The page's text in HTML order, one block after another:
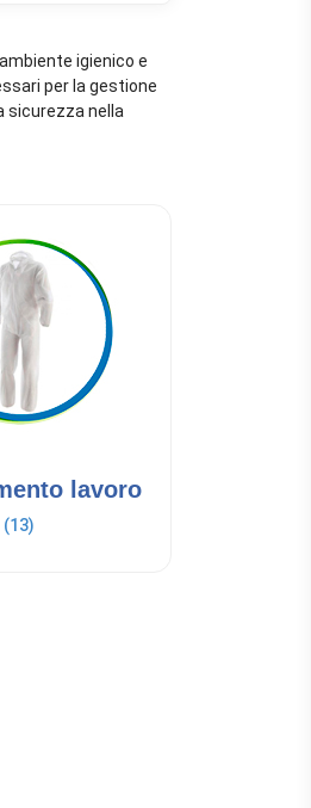
igienico e
per la gestione
sicurezza nella
lavoro
(13)